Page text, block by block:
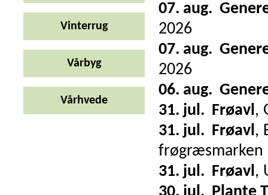
Vinterrug
Vårbyg
Vårhvede
07. aug.
2026
07. aug.
2026
06. aug.
31. jul. Frøavl,
31. jul. Frøavl,
frøgræsmarken
31. jul. Frøavl,